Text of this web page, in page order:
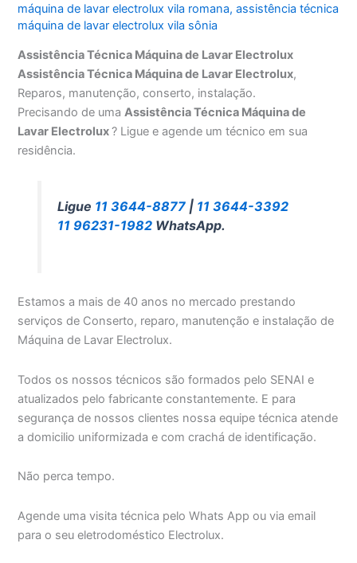
máquina de lavar electrolux vila romana,assistência técnica
máquina de lavar electrolux vila sônia
Assistência Técnica Máquina de Lavar Electrolux
Assistência Técnica Máquina de Lavar Electrolux,
Reparos, manutenção, conserto, instalação.
Precisando de umaAssistência Técnica Máquina de
Lavar Electrolux? Ligue e agende um técnico em sua
residência.
Ligue 11 3644-8877| 11 3644-3392
11 96231-1982WhatsApp.
Estamos a mais de 40 anos no mercado prestando
serviços de Conserto, reparo, manutenção e instalação de
Máquina de Lavar Electrolux.
Todos os nossos técnicos são formados pelo SENAI e
atualizados pelo fabricante constantemente. E para
segurança de nossos clientes nossa equipe técnica atende
a domicilio uniformizada e com crachá de identificação.
Não perca tempo.
Agende uma visita técnica pelo Whats App ou via email
para o seu eletrodoméstico Electrolux.